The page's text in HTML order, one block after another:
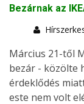
Bezárnak az
Március 21-től
bezár - közölte
érdeklődés
este nem volt